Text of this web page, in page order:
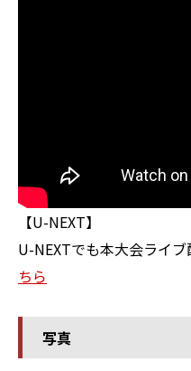
【U-NEXT】
U-NEXTでも本大会ライ
ちら
写真